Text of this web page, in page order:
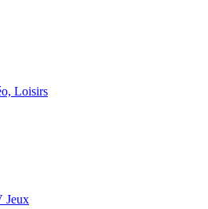
Loisirs
Jeux